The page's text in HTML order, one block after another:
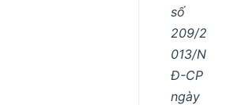
số
209/2
013/N
Đ-CP
ngày